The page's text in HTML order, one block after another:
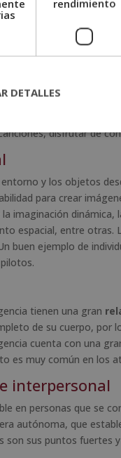
el trabajo?
se caracteriza por
personas tienen una
disfrutar de
y los objetos
para crear
imaginación dinámica,
espacial, entre
buen ejemplo de
tienen una gran
de su cuerpo, por
cuenta con una
es muy común en los
interpersonal
en personas que se
autónoma, que
son sus puntos fuertes
rendimiento
DETALLES